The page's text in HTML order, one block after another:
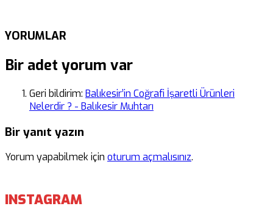
YORUMLAR
Bir adet yorum var
Geri bildirim: Balıkesir’in Coğrafi İşaretli Ürünleri
Nelerdir ? - Balıkesir Muhtarı
Bir yanıt yazın
Yorum yapabilmek için oturum açmalısınız.
INSTAGRAM